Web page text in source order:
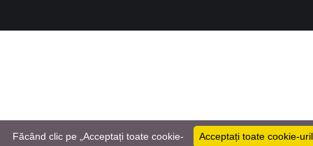
Acceptați toate cookie-
Făcând clic pe „Acceptați toate cookie-